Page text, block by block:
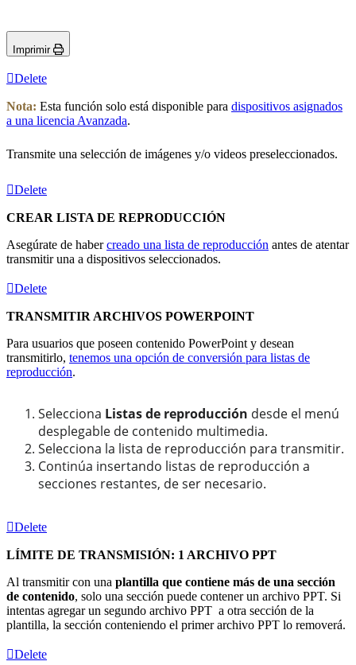
Imprimir
Delete
Nota: Esta función solo está disponible para dispositivos asignados
a una licencia Avanzada.
Transmite una selección de imágenes y/o videos preseleccionados.
Delete
CREAR LISTA DE REPRODUCCIÓN
Asegúrate de habercreado una lista de reproducción antes de atentar
transmitir una a dispositivos seleccionados.
Delete
TRANSMITIR ARCHIVOS POWERPOINT
Para usuarios que poseen contenido PowerPoint y desean
transmitirlo, tenemos una opción de conversión para listas de
reproducción.
Selecciona Listas de reproducción desde el menú
desplegable de contenido multimedia.
Selecciona la lista de reproducción para transmitir.
Continúa insertando listas de reproducción a
secciones restantes, de ser necesario.
Delete
LÍMITE DE TRANSMISIÓN: 1 ARCHIVO PPT
Al transmitir con una plantilla que contiene más de una sección
de contenido, solo una sección puede contener un archivo PPT. Si
intentas agregar un segundo archivo PPT a otra sección de la
plantilla, la sección conteniendo el primer archivo PPT lo removerá.
Delete